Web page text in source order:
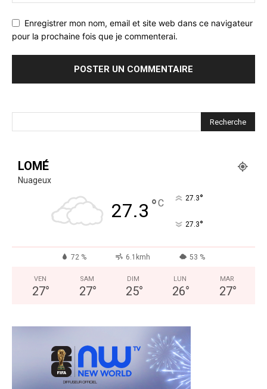
Enregistrer mon nom, email et site web dans ce navigateur
pour la prochaine fois que je commenterai.
LOMÉ
Nuageux
27.3 °C 27.3°
27.3°
72 % 6.1kmh 53 %
VEN
27°
SAM
27°
DIM
25°
LUN
26°
MAR
27°